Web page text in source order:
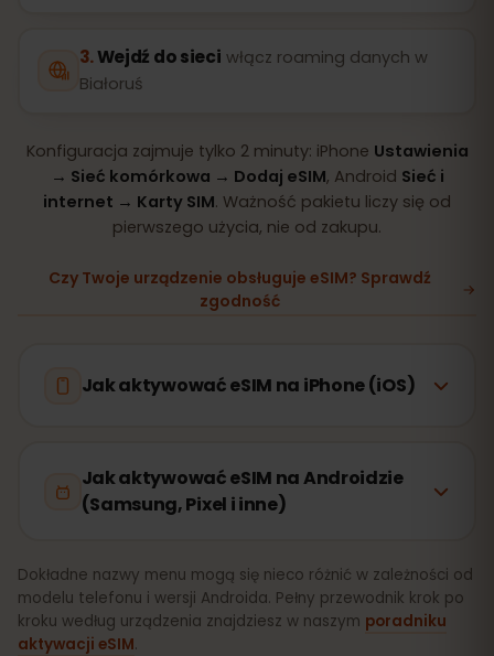
Wejdź do sieci włącz roaming danych w
Białoruś
Konfiguracja zajmuje tylko 2 minuty: iPhone Ustawienia
→ Sieć komórkowa → Dodaj eSIM, Android Sieć i
internet → Karty SIM. Ważność pakietu liczy się od
pierwszego użycia, nie od zakupu.
Czy Twoje urządzenie obsługuje eSIM? Sprawdź
zgodność
Jak aktywować eSIM na iPhone (iOS)
Jak aktywować eSIM na Androidzie
(Samsung, Pixel i inne)
Dokładne nazwy menu mogą się nieco różnić w zależności od
modelu telefonu i wersji Androida. Pełny przewodnik krok po
kroku według urządzenia znajdziesz w naszym poradniku
aktywacji eSIM.